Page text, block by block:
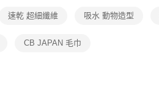
速乾 超細纖維 吸水 動物造型
CB JAPAN 毛巾